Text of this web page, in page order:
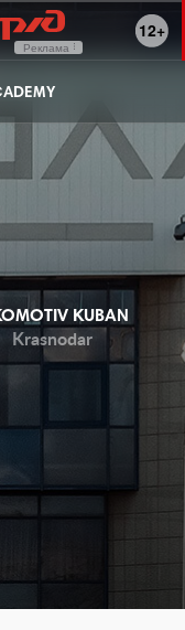
12+
Реклама
KUBAN
Krasnodar